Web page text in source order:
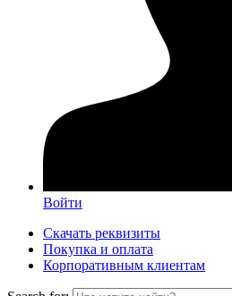
Войти
Скачать реквизиты
Покупка и оплата
Корпоративным клиентам